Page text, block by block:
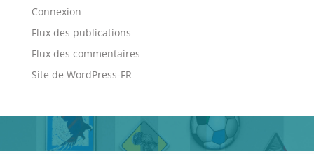
Connexion
Flux des publications
Flux des commentaires
Site de WordPress-FR